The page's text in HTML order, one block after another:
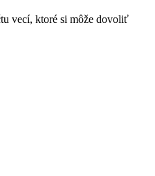
vecí, ktoré si môže dovoliť